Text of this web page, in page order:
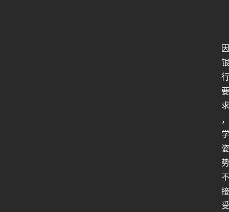
因
银
行
要
求
，
学
姿
势
不
接
受